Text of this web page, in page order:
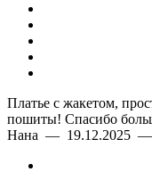
Платье с жакетом,
пошиты! Спасибо
Нана — 19.12.2025 —